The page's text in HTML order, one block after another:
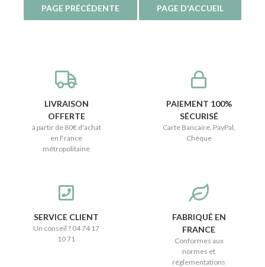
LIVRAISON
OFFERTE
à partir de 80€ d'achat
en France
métropolitaine
PAIEMENT 100%
SÉCURISÉ
Carte Bancaire, PayPal,
Chèque
SERVICE CLIENT
Un conseil ? 04 74 17
10 71
FABRIQUÉ EN
FRANCE
Conformes aux
normes et
réglementations